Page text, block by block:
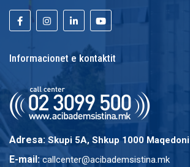
Informacionet e kontaktit
Adresa: Skupi 5A, Shkup 1000 Maqedoni
E-mail: callcenter@acibademsistina.mk